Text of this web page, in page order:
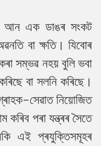
আন এক ডাঙৰ সংকট
বা ক্ষতি। যিবোৰ
সম্ভৱ নহয় বুলি ভবা
বা সলনি কৰিছে।
সেৱাত নিয়োজিত
কৰিব পৰা যন্ত্ৰৰ সৈতে
এই প্ৰযুক্তিসমূহৰ